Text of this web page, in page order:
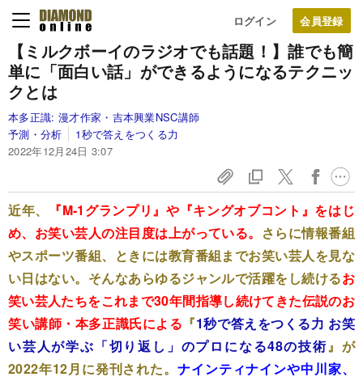
ログイン
【ミルクボーイのラジオでも話題！】誰でも簡
単に「面白い話」ができるようになるテクニッ
クとは
本多正識: 漫才作家・吉本興業NSC講師
予測・分析
1秒で答えをつくる力
2022年12月24日 3:07
近年、
『M-1グランプリ』や『キングオブコント』をはじ
め、お笑い芸人の注目度は上がっている。 さらに情報番組
やスポーツ番組、ときには教育番組までお笑い芸人を見な
い日はない。そんなあらゆるジャンルで活躍をし続けるお
笑い芸人たちをこれまで30年間指導し続けてきた伝説のお
笑い講師・本多正識氏による 『1秒で答えをつくる力 お笑
い芸人が学ぶ「切り返し」のプロになる48の技術』が
2022年12月に発刊された。ナインティナインや中川家、